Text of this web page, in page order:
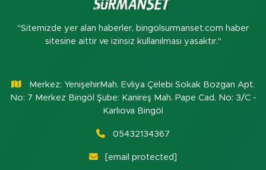
"Sitemizde yer alan haberler, bingolsurmanset.com haber
sitesine aittir ve izinsiz kullanılması yasaktır."
Merkez: YenişehirMah. Evliya Çelebi Sokak Bozgan Apt.
No: 7 Merkez Bingöl Şube: Kanireş Mah. Pape Cad. No: 3/C -
Karlıova Bingöl
05432134367
[email protected]